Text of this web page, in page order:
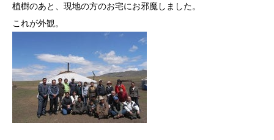
植樹のあと、現地の方のお宅にお邪魔しました。
これが外観。